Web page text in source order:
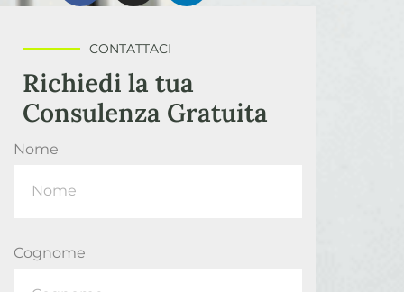
CONTATTACI
Richiedi la tua
Consulenza Gratuita
Nome
Cognome